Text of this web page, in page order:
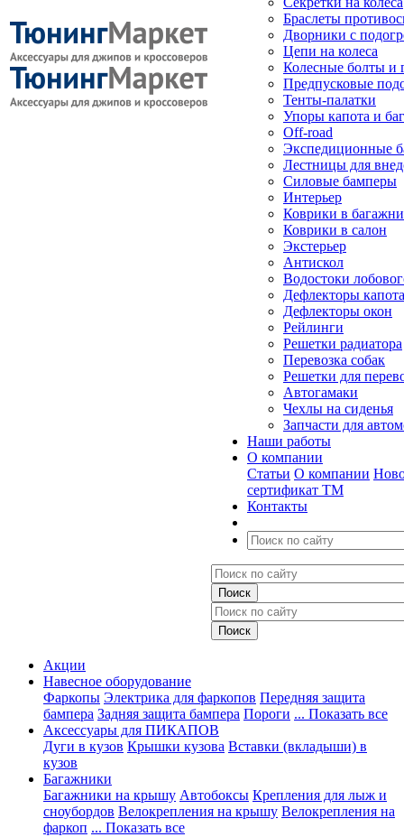
Браслеты
Дворники с
Цепи на колеса
Колесные болты и
Предпусковые
Тенты-палатки
Упоры капота и
Off-road
Экспедиционные
Лестницы для
Силовые бамперы
Интерьер
Коврики в
Коврики в салон
Экстерьер
Антискол
Водостоки
Дефлекторы капота
Дефлекторы окон
Рейлинги
Решетки радиатора
Перевозка собак
Решетки для
Автогамаки
Чехлы на сиденья
Запчасти для
Наши работы
О компании
Статьи О компании
сертификат ТМ
Контакты
Акции
Навесное оборудование
Фаркопы Электрика для фаркопов Передняя защита
бампера Задняя защита бампера Пороги ... Показать все
Аксессуары для ПИКАПОВ
Дуги в кузов Крышки кузова Вставки (вкладыши) в
кузов
Багажники
Багажники на крышу Автобоксы Крепления для лыж и
сноубордов Велокрепления на крышу Велокрепления на
фаркоп ... Показать все